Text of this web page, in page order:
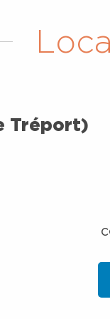
Tréport)